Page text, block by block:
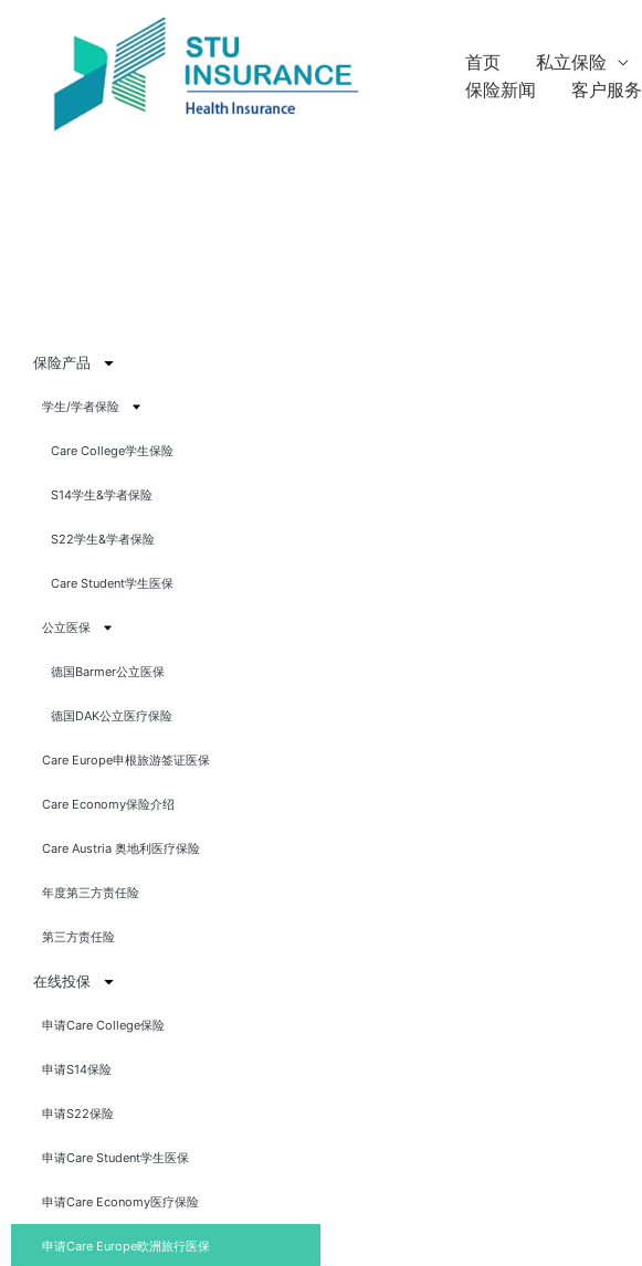
首页 私立保险
保险新闻
客户服务
保险产品
学生/学者保险
Care College学生保险
S14学生&学者保险
S22学生&学者保险
Care Student学生医保
公立医保
德国Barmer公立医保
德国DAK公立医疗保险
Care Europe申根旅游签证医保
Care Economy保险介绍
Care Austria 奥地利医疗保险
年度第三方责任险
第三方责任险
在线投保
申请Care College保险
申请S14保险
申请S22保险
申请Care Student学生医保
申请Care Economy医疗保险
申请Care Europe欧洲旅行医保